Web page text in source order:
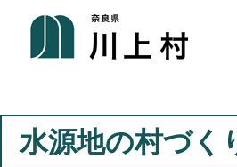
水源地の村づく